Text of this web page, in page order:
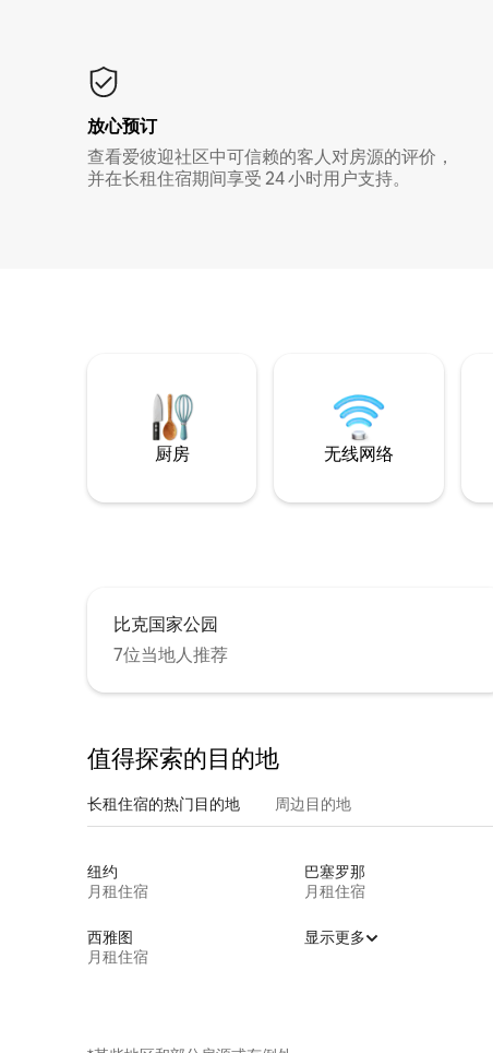
放心预订
查看爱彼迎社区中可信赖的客人对房源的评价，
并在长租住宿期间享受 24 小时用户支持。
厨房 无线网络
比克国家公园
7位当地人推荐
值得探索的目的地
长租住宿的热门目的地 周边目的地
纽约
月租住宿
巴塞罗那
月租住宿
西雅图
月租住宿
显示更多